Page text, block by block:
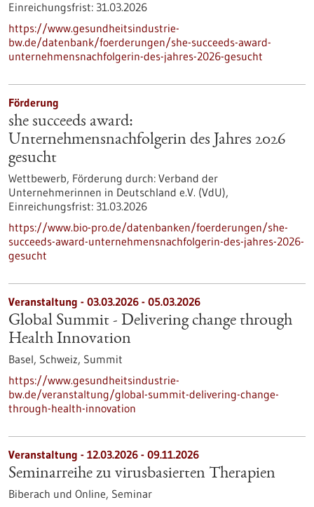
Einreichungsfrist: 31.03.2026
https://www.gesundheitsindustrie-
bw.de/datenbank/foerderungen/she-succeeds-award-
unternehmensnachfolgerin-des-jahres-2026-gesucht
Förderung
she succeeds award:
Unternehmensnachfolgerin des Jahres 2026
gesucht
Wettbewerb, Förderung durch: Verband der
Unternehmerinnen in Deutschland e.V. (VdU),
Einreichungsfrist: 31.03.2026
https://www.bio-pro.de/datenbanken/foerderungen/she-
succeeds-award-unternehmensnachfolgerin-des-jahres-2026-
gesucht
Veranstaltung - 03.03.2026 - 05.03.2026
Global Summit - Delivering change through
Health Innovation
Basel, Schweiz, Summit
https://www.gesundheitsindustrie-
bw.de/veranstaltung/global-summit-delivering-change-
through-health-innovation
Veranstaltung - 12.03.2026 - 09.11.2026
Seminarreihe zu virusbasierten Therapien
Biberach und Online, Seminar